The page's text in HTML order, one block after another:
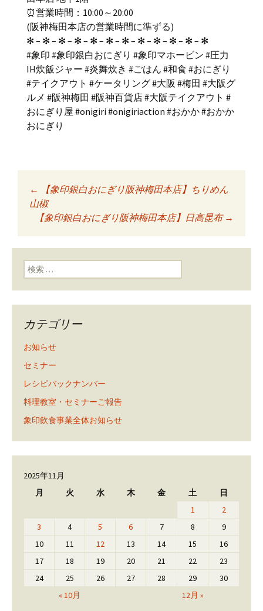
⏰営業時間：10:00～20:00
(阪神梅田本店の営業時間に準ずる)
✻ – ✻ – ✻ – ✻ – ✻ – ✻ – ✻ – ✻ – ✻ – ✻ – ✻ – ✻
#象印 #象印銀白おにぎり #象印マホービン #圧力
IH炊飯ジャー #炎舞炊き #ごはん #和食 #おにぎり
#テイクアウト #ケータリング #大阪 #梅田 #大阪グ
ルメ #阪神梅田 #阪神百貨店 #大阪テイクアウト #
おにぎり屋 #onigiri #onigiriaction #おかか #おかか
おにぎり
投稿ナビゲーショ
ン
←
【象印銀白おにぎり阪神梅田本店】ちりめん
山椒
【象印銀白おにぎり阪神梅田本店】日高昆布 →
検索:
カテゴリー
お知らせ
セミナー
レシピバックナンバー
料理教室・セミナーご報告
象印飲食事業全体お知らせ
2025年11月
月
火 水 木 金 土 日
« 10月 12月 »
1
2
3
4 5 6 7 8
9
10
11 12 13 14 15
16
17
18 19 20 21 22
23
24
25 26 27 28 29 30